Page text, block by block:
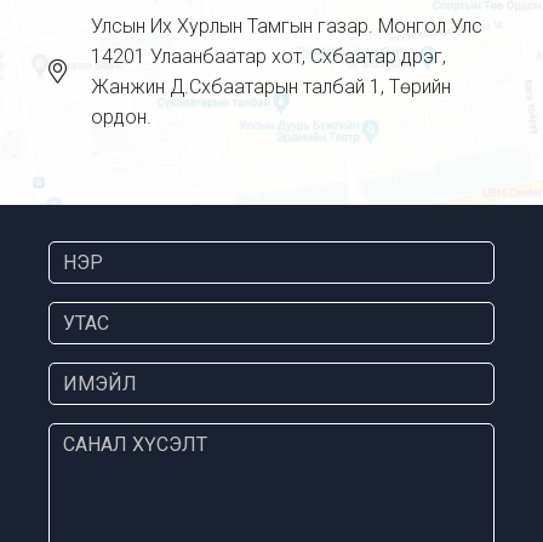
Улсын Их Хурлын Тамгын газар. Монгол Улс
14201 Улаанбаатар хот, Сүхбаатар дүүрэг,
Жанжин Д.Сүхбаатарын талбай 1, Төрийн
ордон.